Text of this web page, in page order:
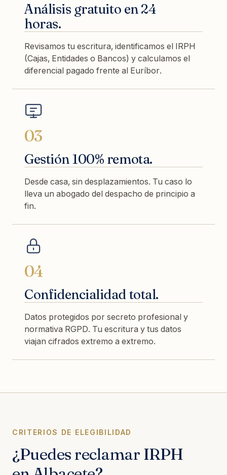
Análisis gratuito en 24
horas.
Revisamos tu escritura, identificamos el IRPH
(Cajas, Entidades o Bancos) y calculamos el
diferencial pagado frente al Euríbor.
03
Gestión 100% remota.
Desde casa, sin desplazamientos. Tu caso lo
lleva un abogado del despacho de principio a
fin.
04
Confidencialidad total.
Datos protegidos por secreto profesional y
normativa RGPD. Tu escritura y tus datos
viajan cifrados extremo a extremo.
CRITERIOS DE ELEGIBILIDAD
¿Puedes reclamar IRPH